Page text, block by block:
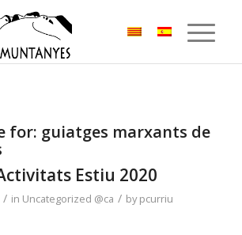
for: guiatges marxants de
Estiu 2020
/ in Uncategorized @ca / bypcurriu